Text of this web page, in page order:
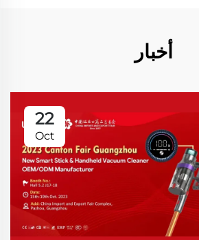
أخبار
22
Oct